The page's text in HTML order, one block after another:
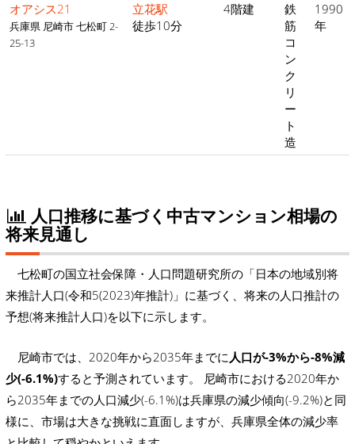
オアシス21
兵庫県 尼崎市 七松町 2-
25-13
立花駅
徒歩10分
4階建
鉄
筋
コ
ン
ク
リ
ー
ト
造
1990
年
人口推移に基づく中古マンション相場の
将来見通し
七松町の国立社会保障・人口問題研究所の「日本の地域別将
来推計人口(令和5(2023)年推計)」に基づく、将来の人口推計の
予想(将来推計人口)を以下に示します。
尼崎市では、2020年から2035年までに 人口が-3%から-8%減
少(-6.1%)すると予測されています。 尼崎市における2020年か
ら2035年までの人口減少(-6.1%)は兵庫県の減少傾向(-9.2%)と同
様に、市場は大きな挑戦に直面しますが、兵庫県全体の減少率